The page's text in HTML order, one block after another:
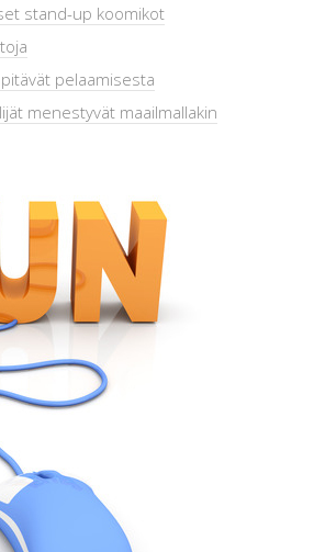
stand-up koomikot
pelaamisesta
menestyvät maailmallakin